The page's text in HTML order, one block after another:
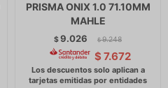
PRISMA ONIX 1.0 71.10MM
MAHLE
$9.026 $ 9.248
$ 7.672